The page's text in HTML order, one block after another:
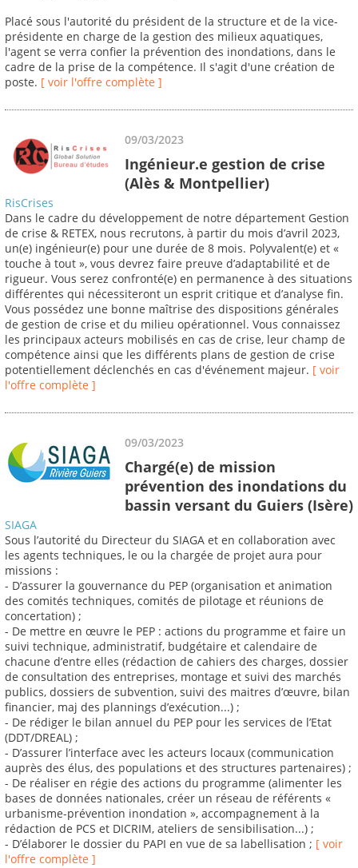
Placé sous l'autorité du président de la structure et de la vice-
présidente en charge de la gestion des milieux aquatiques,
l'agent se verra confier la prévention des inondations, dans le
cadre de la prise de la compétence. Il s'agit d'une création de
poste. [ voir l'offre complète ]
09/03/2023
Ingénieur.e gestion de crise
(Alès & Montpellier)
RisCrises
Dans le cadre du développement de notre département Gestion
de crise & RETEX, nous recrutons, à partir du mois d’avril 2023,
un(e) ingénieur(e) pour une durée de 8 mois. Polyvalent(e) et «
touche à tout », vous devrez faire preuve d’adaptabilité et de
rigueur. Vous serez confronté(e) en permanence à des situations
différentes qui nécessiteront un esprit critique et d’analyse fin.
Vous possédez une bonne maîtrise des dispositions générales
de gestion de crise et du milieu opérationnel. Vous connaissez
les principaux acteurs mobilisés en cas de crise, leur champ de
compétence ainsi que les différents plans de gestion de crise
potentiellement déclenchés en cas d'événement majeur. [ voir
l'offre complète ]
09/03/2023
Chargé(e) de mission
prévention des inondations du
bassin versant du Guiers (Isère)
SIAGA
Sous l’autorité du Directeur du SIAGA et en collaboration avec
les agents techniques, le ou la chargée de projet aura pour
missions :
- D’assurer la gouvernance du PEP (organisation et animation
des comités techniques, comités de pilotage et réunions de
concertation) ;
- De mettre en œuvre le PEP : actions du programme et faire un
suivi technique, administratif, budgétaire et calendaire de
chacune d’entre elles (rédaction de cahiers des charges, dossier
de consultation des entreprises, montage et suivi des marchés
publics, dossiers de subvention, suivi des maitres d’œuvre, bilan
financier, maj des plannings d’exécution...) ;
- De rédiger le bilan annuel du PEP pour les services de l’Etat
(DDT/DREAL) ;
- D’assurer l’interface avec les acteurs locaux (communication
auprès des élus, des populations et des structures partenaires) ;
- De réaliser en régie des actions du programme (alimenter les
bases de données nationales, créer un réseau de référents «
urbanisme-prévention inondation », accompagnement à la
rédaction de PCS et DICRIM, ateliers de sensibilisation...) ;
- D’élaborer le dossier du PAPI en vue de sa labellisation ; [ voir
l'offre complète ]